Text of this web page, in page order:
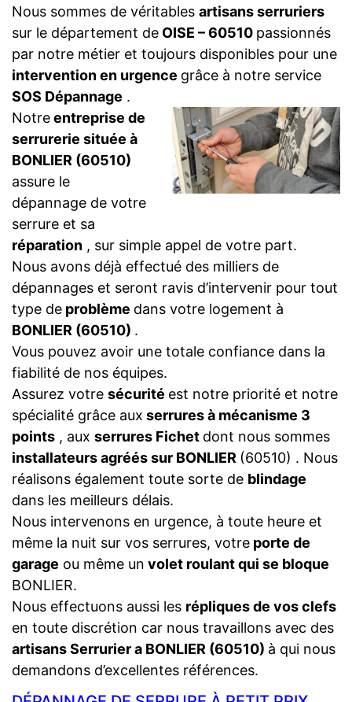
Nous sommes de véritables artisans serruriers
sur le département de OISE – 60510 passionnés
par notre métier et toujours disponibles pour une
intervention en urgence grâce à notre service
SOS Dépannage .
Notreentreprise de
serrurerie située à
BONLIER (60510)
assure le
dépannage de votre
serrure et sa
réparation , sur simple appel de votre part.
Nous avons déjà effectué des milliers de
dépannages et seront ravis d’intervenir pour tout
type de problème dans votre logement à
BONLIER (60510) .
Vous pouvez avoir une totale confiance dans la
fiabilité de nos équipes.
Assurez votre sécurité est notre priorité et notre
spécialité grâce aux serrures à mécanisme 3
points , aux serrures Fichet dont nous sommes
installateurs agréés sur BONLIER (60510) . Nous
réalisons également toute sorte de blindage
dans les meilleurs délais.
Nous intervenons en urgence, à toute heure et
même la nuit sur vos serrures, votre porte de
garage ou même un volet roulant qui se bloque
BONLIER.
Nous effectuons aussi les répliques de vos clefs
en toute discrétion car nous travaillons avec des
artisans Serrurier a BONLIER (60510) à qui nous
demandons d’excellentes références.